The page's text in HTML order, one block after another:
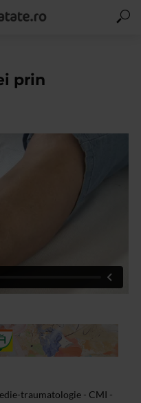
prin
traumatologie - CMI -